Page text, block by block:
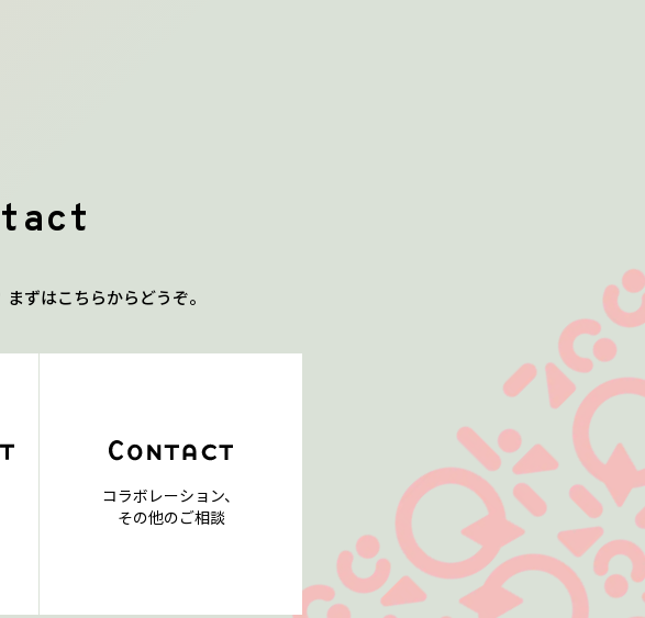
ずはこちらからどうぞ。
コラボレーション、
その他のご相談